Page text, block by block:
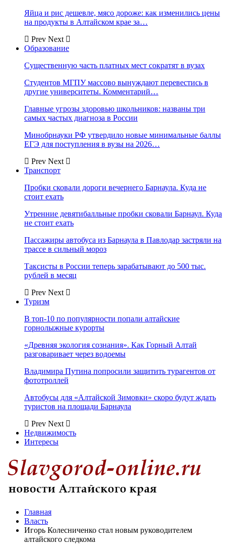
Яйца и рис дешевле, мясо дороже: как изменились цены
на продукты в Алтайском крае за…
Prev Next
Образование
Существенную часть платных мест сократят в вузах
Студентов МГПУ массово вынуждают перевестись в
другие университеты. Комментарий…
Главные угрозы здоровью школьников: названы три
самых частых диагноза в России
Минобрнауки РФ утвердило новые минимальные баллы
ЕГЭ для поступления в вузы на 2026…
Prev Next
Транспорт
Пробки сковали дороги вечернего Барнаула. Куда не
стоит ехать
Утренние девятибалльные пробки сковали Барнаул. Куда
не стоит ехать
Пассажиры автобуса из Барнаула в Павлодар застряли на
трассе в сильный мороз
Таксисты в России теперь зарабатывают до 500 тыс.
рублей в месяц
Prev Next
Туризм
В топ-10 по популярности попали алтайские
горнолыжные курорты
«Древняя экология сознания». Как Горный Алтай
разговаривает через водоемы
Владимира Путина попросили защитить турагентов от
фототроллей
Автобусы для «Алтайской Зимовки» скоро будут ждать
туристов на площади Барнаула
Prev Next
Недвижимость
Интересы
Главная
Власть
Игорь Колесниченко стал новым руководителем
алтайского следкома